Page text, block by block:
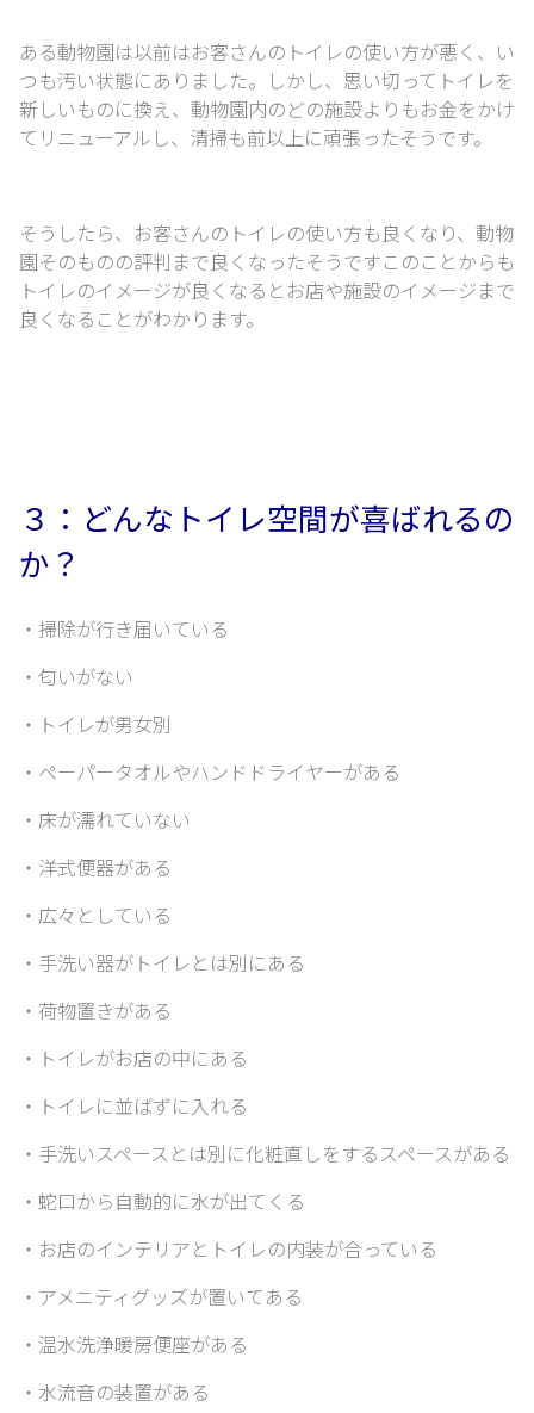
ある動物園は以前はお客さんのトイレの使い方が悪く、い
つも汚い状態にありました。 しかし、思い切ってトイレを
新しいものに換え、 動物園内のどの施設よりもお金をかけ
てリニューアルし、清掃も前以上に頑張ったそうです。
そうしたら、お客さんのトイレの使い方も良くなり、動物
園そのものの評判まで良くなったそうですこのことからも
トイレのイメージが良くなるとお店や施設のイメージまで
良くなることがわかります。
３：どんなトイレ空間が喜ばれるの
か？
・掃除が行き届いている
・匂いがない
・トイレが男女別
・ペーパータオルやハンドドライヤーがある
・床が濡れていない
・洋式便器がある
・広々としている
・手洗い器がトイレとは別にある
・荷物置きがある
・トイレがお店の中にある
・トイレに並ばずに入れる
・手洗いスペースとは別に化粧直しをするスペースがある
・蛇口から自動的に水が出てくる
・お店のインテリアとトイレの内装が合っている
・アメニティグッズが置いてある
・温水洗浄暖房便座がある
・水流音の装置がある